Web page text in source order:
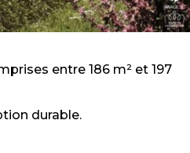
entre 186 m² et 197
durable.